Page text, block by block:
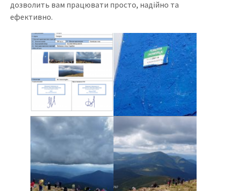
дозволить вам працювати просто, надійно та
ефективно.